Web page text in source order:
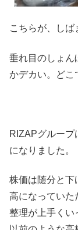
こちらが、しば
垂れ目のしょん
かデカい。どこ
RIZAPグループ
になりました。
株価は随分と下
高になっていた
整理が上手くい